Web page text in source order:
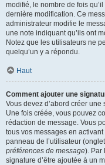
modifié, le nombre de fois
dernière modification. Ce
administrateur modifie le
une note indiquant qu’ils ont
Notez que les utilisateurs ne
quelqu’un y a répondu.
Haut
Comment ajouter une
Vous devez d’abord créer
Une fois créée, vous pouvez
rédaction de message. Vous
tous vos messages en
panneau de l’utilisateur (onglet
préférences de message). Par
signature d’être ajoutée à un